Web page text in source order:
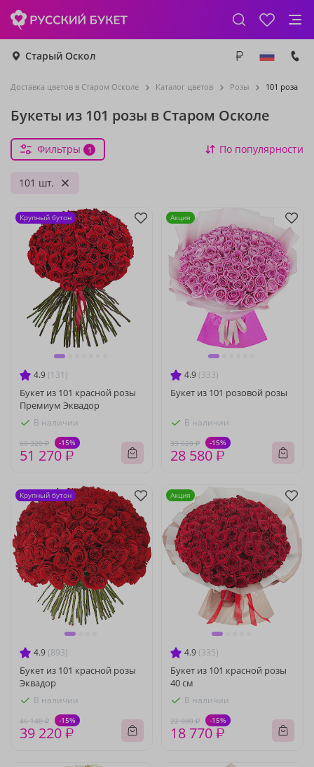
Старый Оскол
Доставка цветов в Старом Осколе Каталог цветов Розы 101 роза
Букеты из 101 розы в Старом Осколе
Фильтры 1 По популярности
101 шт.
4.9 (131)
Букет из 101 красной розы
Премиум Эквадор
В наличии
60 320 ₽ -15%
51 270 ₽
Крупный бутон
4.9 (333)
Букет из 101 розовой розы
В наличии
33 620 ₽ -15%
28 580 ₽
Акция
4.9 (893)
Букет из 101 красной розы
Эквадор
В наличии
46 140 ₽ -15%
39 220 ₽
Крупный бутон
4.9 (335)
Букет из 101 красной розы
40 см
В наличии
22 080 ₽ -15%
18 770 ₽
Акция